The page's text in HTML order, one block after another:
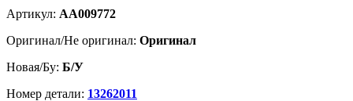
Артикул: AA009772
Оригинал/Не оригинал: Оригинал
Новая/Бу: Б/У
Номер детали: 13262011